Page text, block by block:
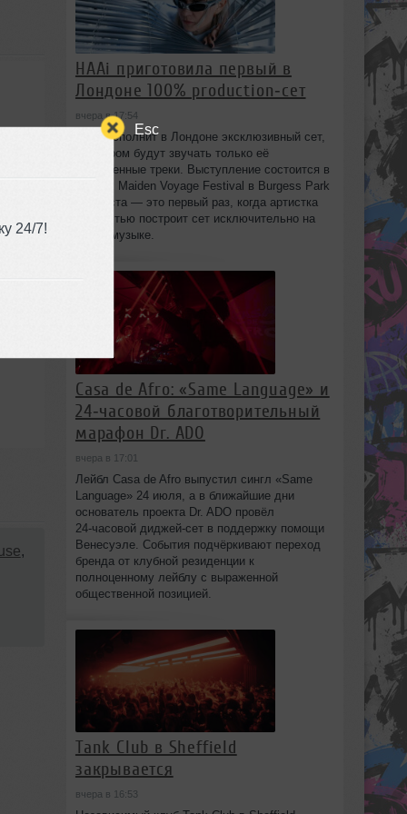
Esc
24/7!
,
HAAi приготовила первый в
Лондоне 100% production‑сет
вчера в 17:54
HAAi исполнит в Лондоне эксклюзивный сет,
в котором будут звучать только её
собственные треки. Выступление состоится в
рамках Maiden Voyage Festival в Burgess Park
8 августа — это первый раз, когда артистка
полностью построит сет исключительно на
своей музыке.
Casa de Afro: «Same Language» и
24‑часовой благотворительный
марафон Dr. ADO
вчера в 17:01
Лейбл Casa de Afro выпустил сингл «Same
Language» 24 июля, а в ближайшие дни
основатель проекта Dr. ADO провёл
24‑часовой диджей‑сет в поддержку помощи
Венесуэле. События подчёркивают переход
бренда от клубной резиденции к
полноценному лейблу с выраженной
общественной позицией.
Tank Club в Sheffield
закрывается
вчера в 16:53